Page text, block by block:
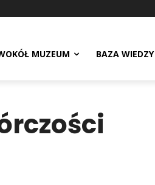
MUZEUM BAZA WIEDZY